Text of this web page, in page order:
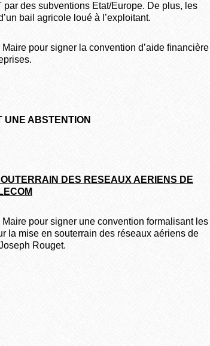
des subventions Etat/Europe. De plus, les
bail agricole loué à l’exploitant.
pour signer la convention d’aide financière
UNE ABSTENTION
DES RESEAUX AERIENS DE
pour signer une convention formalisant les
la mise en souterrain des réseaux aériens de
Rouget.